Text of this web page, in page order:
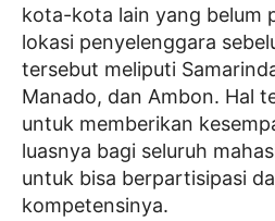
kota-kota lain yang belum
lokasi penyelenggara
tersebut meliputi
Manado, dan Ambon. Hal
untuk memberikan
luasnya bagi seluruh
untuk bisa berpartisipasi
kompetensinya.